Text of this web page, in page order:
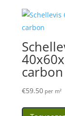
carbon
€59.50per m²